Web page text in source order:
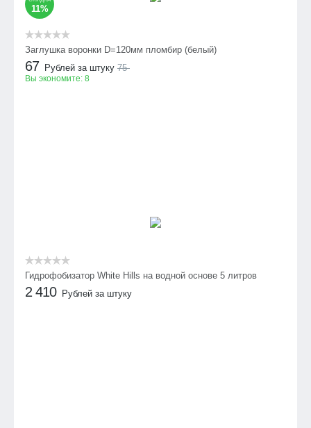
11%
Заглушка воронки D=120мм пломбир (белый)
67 Рублей за штуку 75
Вы экономите: 8
Гидрофобизатор White Hills на водной основе 5 литров
2 410 Рублей за штуку